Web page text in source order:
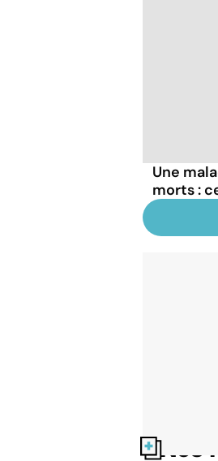
Une
morts :
Nos